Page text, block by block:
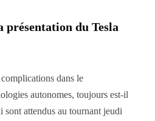
présentation du Tesla
dans le
autonomes, toujours est-il
sont attendus au tournant jeudi